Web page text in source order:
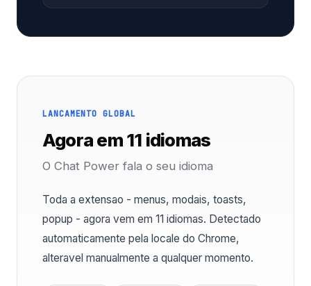
LANCAMENTO GLOBAL
Agora em 11 idiomas
O Chat Power fala o seu idioma
Toda a extensao - menus, modais, toasts,
popup - agora vem em 11 idiomas. Detectado
automaticamente pela locale do Chrome,
alteravel manualmente a qualquer momento.